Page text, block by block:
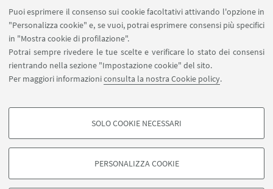
Puoi esprimere il consenso sui cookie facoltativi attivando l'opzione in
"Personalizza cookie" e, se vuoi, potrai esprimere consensi più specifici
in "Mostra cookie di profilazione".
Potrai sempre rivedere le tue scelte e verificare lo stato dei consensi
rientrando nella sezione "Impostazione cookie" del sito.
Per maggiori informazioniconsulta la nostra Cookie policy.
COOKIE DI PROFILAZIONE - FACOLTATIVI
degli utenti, creare profili in base al loro comportamento sul sito, per analisi
di marketing.
SOLO COOKIE NECESSARI
PERSONALIZZA COOKIE
©Copyright 2026 - ALMA MATER STUDIORUM - Università di